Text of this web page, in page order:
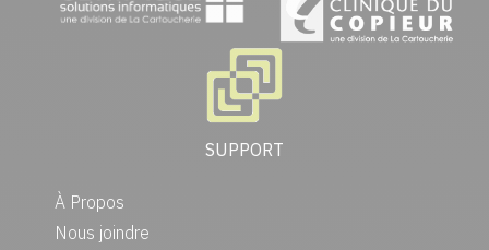
SUPPORT
À Propos
Nous joindre